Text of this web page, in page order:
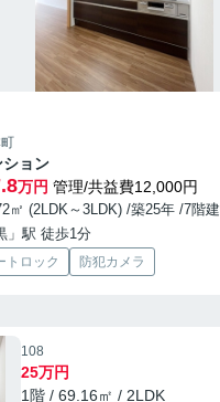
ション
万円 管理/共益費12,000円
㎡ (2LDK～3LDK) /築25年 /7階建
」駅 徒歩1分
トロック 防犯カメラ
108
25万円
1階 / 69.16㎡ / 2LDK